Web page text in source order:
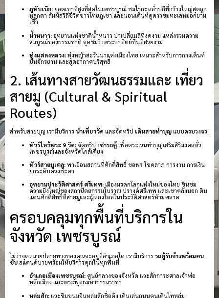
ภูทับเบิก: ยอดเขาที่สูงที่สุดในเพชรบูรณ์ ชมไร่กะหล่ำปลีที่กว้างใหญ่สุดลูก
หูลูกตา สัมผัสวิถีชีวิตชาวไทยภูเขา และนอนเต็นท์ดูดาวชมทะเลหมอกยาม
เช้า
น้ำหนาว:อุทยานแห่งชาติน้ำหนาว ป่าเปลี่ยนสีที่งดงาม แหล่งรวมความ
สมบูรณ์ของธรรมชาติ จุดชมวิวพระอาทิตย์ขึ้นที่สวยงาม
ทุ่งแสลงหลวง:ทุ่งหญ้าสะวันนาแห่งเมืองไทย เหมาะสำหรับการกางเต็นท์
ปั่นจักรยาน และสูดอากาศบริสุทธิ์
2. เส้นทางสายวัฒนธรรมและ เที่ยว
สายมู (Cultural & Spiritual
Routes)
สำหรับสายบุญ เรามีบริการนำเที่ยววัด และจัดทริป เดินสายทำบุญแบบครบวงจร:
ทัวร์ไหว้พระ 9 วัด:จัดทริป เช่ารถตู้เพื่อตระเวนทำบุญเสริมสิริมงคลทั่ว
เพชรบูรณ์และจังหวัดใกล้เคียง
ทัวร์สายมูเตลู:พาเยือนสถานที่ศักดิ์สิทธิ์ ขอพร โชคลาภ การงาน การเงิน
ยกระดับดวงชะตา
อุทยานประวัติศาสตร์ ศรีเทพ:เมืองมรดกโลกแห่งใหม่ของไทย ชื่นชม
ความยิ่งใหญ่ของสถาปัตยกรรมโบราณ ปรางค์ศรีเทพ และเขาคลังนอก ดิน
แดนศักดิ์สิทธิ์ที่สายมูและผู้หลงใหลในประวัติศาสตร์ห้ามพลาด
ครอบคลุมทุกพื้นที่บริการใน
จังหวัด เพชรบูรณ์
ไม่ว่าจุดหมายปลายทางของคุณจะอยู่ที่อำเภอใด เรามีบริการ รถตู้รับจ้างพร้อมคน
ขับสแตนด์บายพร้อมให้บริการคุณในทุกพื้นที่:
อำเภอเมืองเพชรบูรณ์: ศูนย์กลางของจังหวัด แวะสักการะศาลเจ้าพ่อ
หลักเมือง และพระพุทธมหาธรรมราชา
หล่มสัก:แวะชิมขนมจีนหล่มสักชื่อดัง เดินเล่นถนนคนเดินไทหล่ม